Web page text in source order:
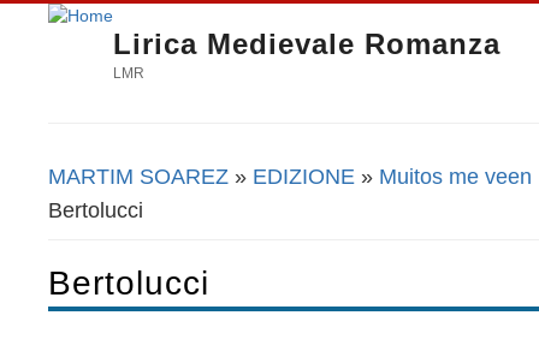
Lirica Medievale Romanza
LMR
Tu sei qui
MARTIM SOAREZ » EDIZIONE » Muitos me veen
Bertolucci
Bertolucci